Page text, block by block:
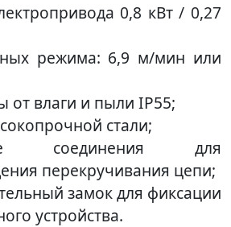
0,8 кВт / 0,27
режима: 6,9 м/мин или
от влаги и пыли IP55;
стали;
соединения для
перекручивания цепи;
замок для фиксации
устройства.